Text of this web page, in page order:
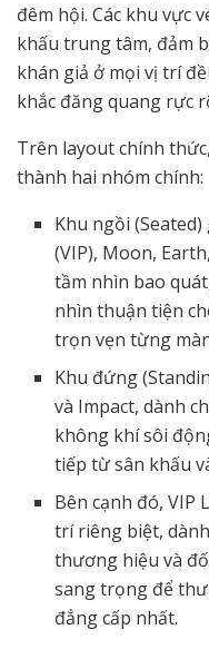
đêm hội. Các khu vực
khấu trung tâm, đảm
khán giả ở mọi vị trí
khắc đăng quang rực
Trên layout chính
thành hai nhóm chính:
Khu ngồi (Seated)
(VIP), Moon,
tầm nhìn bao
nhìn thuận tiện
trọn vẹn từng
Khu đứng
và Impact, dành
không khí sôi
tiếp từ sân khấu
Bên cạnh đó, VIP
trí riêng biệt,
thương hiệu và
sang trọng để
đẳng cấp nhất.